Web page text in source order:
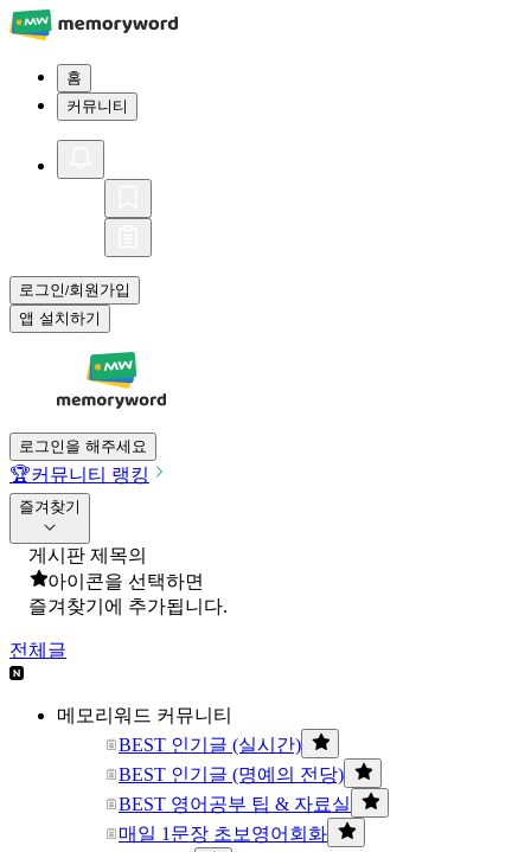
홈
커뮤니티
로그인/회원가입
앱 설치하기
로그인을 해주세요
🏆커뮤니티 랭킹
즐겨찾기
게시판 제목의
아이콘을 선택하면
즐겨찾기에 추가됩니다.
전체글
메모리워드 커뮤니티
BEST 인기글 (실시간)
BEST 인기글 (명예의 전당)
BEST 영어공부 팁 & 자료실
매일 1문장 초보영어회화